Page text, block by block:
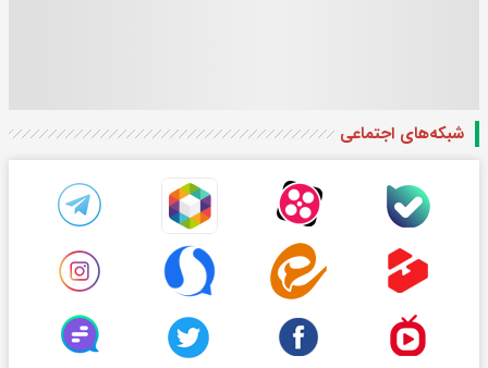
شبکه‌های اجتماعی